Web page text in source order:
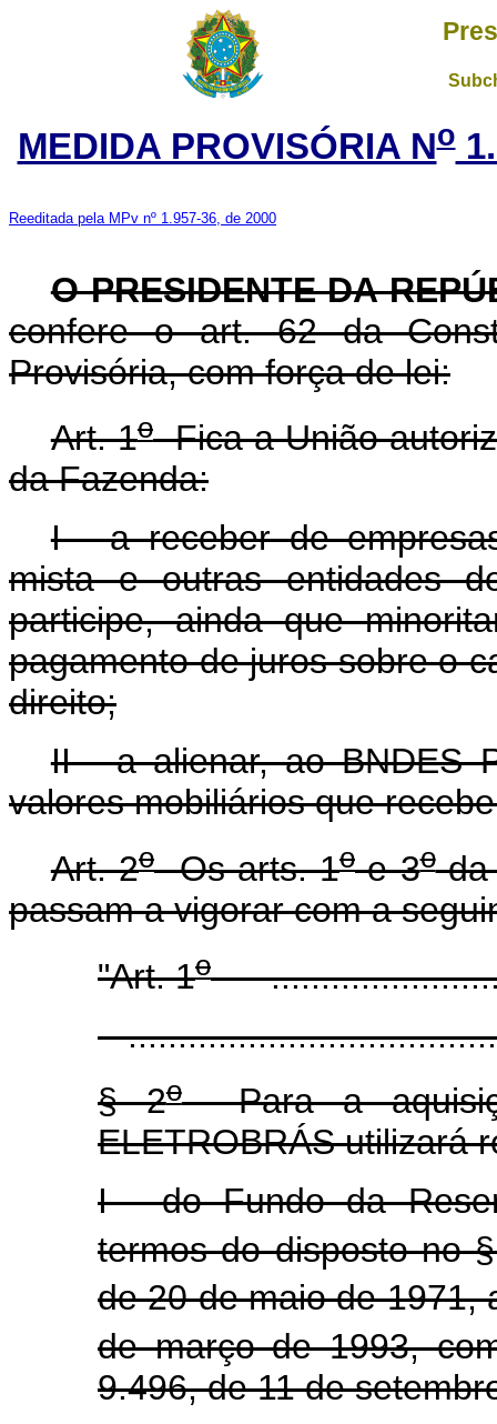
MEDIDA PROVISÓRIA No
Reeditada pela MPv nº 1.957-36, de 2000
O PRESIDENTE DA
confere o art. 62 da
Provisória, com força de lei:
Art. 1oFica a União
da Fazenda:
I - a receber de
mista e outras entidades
participe, ainda que
pagamento de juros sobre o
direito;
II - a alienar, ao BNDES
valores mobiliários que
Art. 2oOs arts. 1oe 3o
passam a vigorar com a
"Art. 1o
§ 2oPara a
ELETROBRÁS utilizará
I - do Fundo da
termos do disposto no
de 20 de maio de 1971,
de março de 1993,
9.496, de 11 de